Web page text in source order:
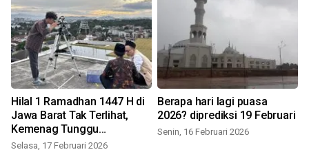
Hilal 1 Ramadhan 1447 H di
Jawa Barat Tak Terlihat,
Kemenag Tunggu
Penetapan
Selasa, 17 Februari 2026
Berapa hari lagi puasa
2026? diprediksi 19 Februari
Senin, 16 Februari 2026